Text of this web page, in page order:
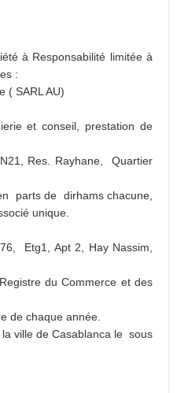
à Responsabilité limitée à
:
( SARL AU)
et conseil, prestation de
Res. Rayhane, Quartier
parts de dirhams chacune,
unique.
Etg1, Apt 2, Hay Nassim,
du Commerce et des
de chaque année.
ville de Casablanca le sous